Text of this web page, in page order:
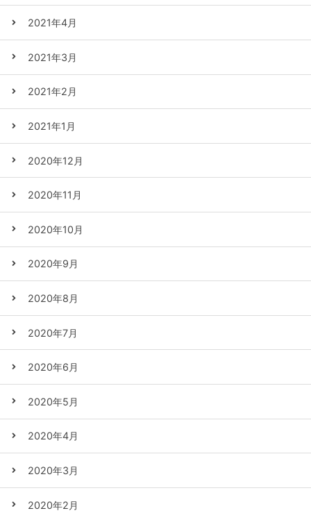
2021年4月
2021年3月
2021年2月
2021年1月
2020年12月
2020年11月
2020年10月
2020年9月
2020年8月
2020年7月
2020年6月
2020年5月
2020年4月
2020年3月
2020年2月